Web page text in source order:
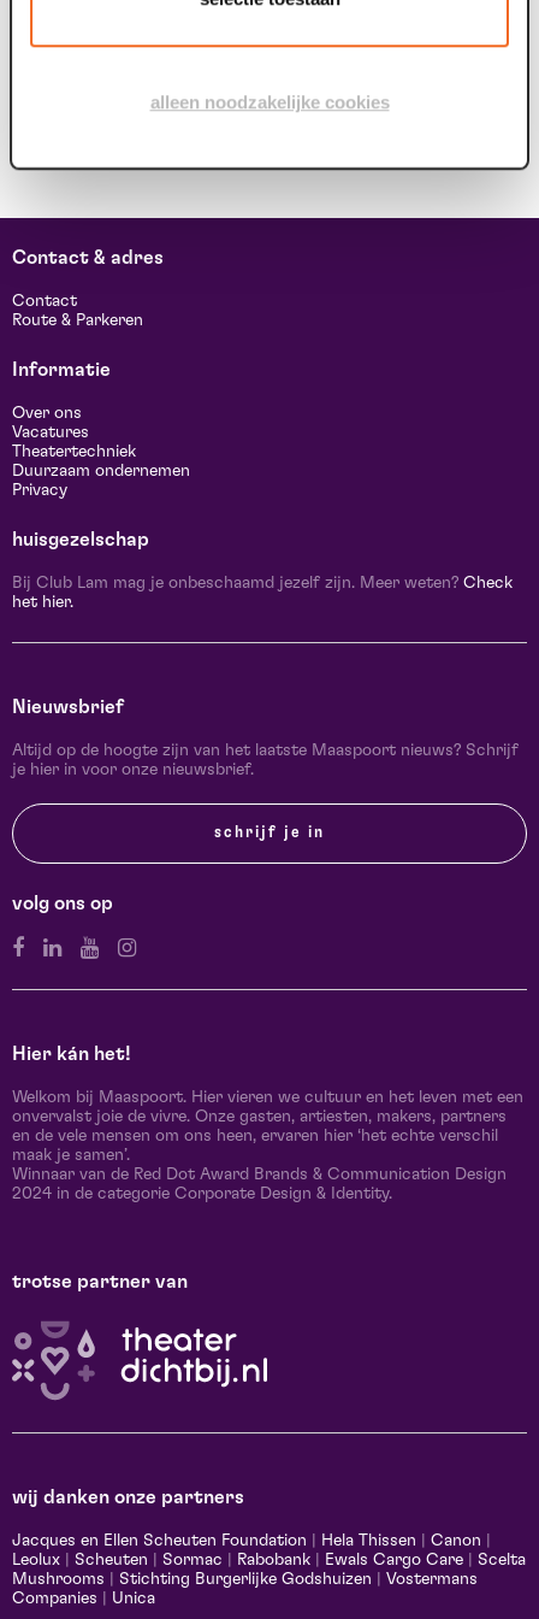
alleen noodzakelijke cookies
Contact & adres
Contact
Route & Parkeren
Informatie
Over ons
Vacatures
Theatertechniek
Duurzaam ondernemen
Privacy
huisgezelschap
Bij Club Lam mag je onbeschaamd jezelf zijn. Meer weten? Check
het hier.
Nieuwsbrief
Altijd op de hoogte zijn van het laatste Maaspoort nieuws? Schrijf
je hier in voor onze nieuwsbrief.
schrijf je in
volg ons op
Hier kán het!
Welkom bij Maaspoort. Hier vieren we cultuur en het leven met een
onvervalst joie de vivre. Onze gasten, artiesten, makers, partners
en de vele mensen om ons heen, ervaren hier ‘het echte verschil
maak je samen’.
Winnaar van de Red Dot Award Brands & Communication Design
2024 in de categorie Corporate Design & Identity.
trotse partner van
wij danken onze partners
Jacques en Ellen Scheuten Foundation Hela Thissen Canon
Leolux
Scheuten Sormac Rabobank Ewals Cargo Care
Scelta
Mushrooms
Stichting Burgerlijke Godshuizen
Vostermans
Companies
Unica